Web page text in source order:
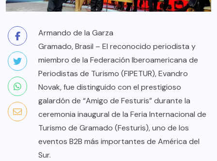
Armando de la Garza
Gramado, Brasil – El reconocido periodista y
miembro de la Federación Iberoamericana de
Periodistas de Turismo (FIPETUR), Evandro
Novak, fue distinguido con el prestigioso
galardón de “Amigo de Festuris” durante la
ceremonia inaugural de la Feria Internacional de
Turismo de Gramado (Festuris), uno de los
eventos B2B más importantes de América del
Sur.